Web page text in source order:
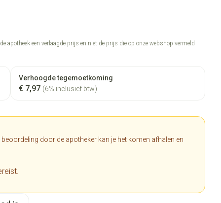
apotheek een verlaagde prijs en niet de prijs die op onze webshop vermeld
Verhoogde tegemoetkoming
€ 7,97 (6% inclusief btw)
door de apotheker kan je het komen afhalen en